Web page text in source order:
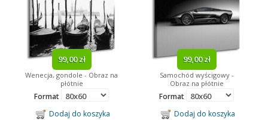
99,00 zł
Wenecja, gondole - Obraz na
płótnie
Format
Dodaj do koszyka
99,00 zł
Samochód wyścigowy -
Obraz na płótnie
Format
Dodaj do koszyka